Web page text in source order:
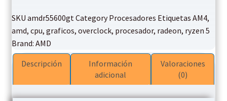
AMD
CPU
Radeon
Grafic
SKU amdr55600gtCategory Procesadores Etiquetas AM4,
amd, cpu, graficos, overclock, procesador, radeon, ryzen 5
Brand: AMD
Descripción
Información
adicional
Valoraciones
(0)